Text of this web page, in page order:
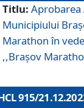
Titlu: Aprobarea
Municipiului
Marathon în
,,Brașov
915/